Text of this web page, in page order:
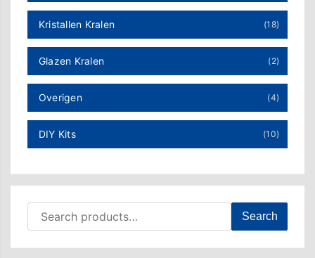
Kristallen Kralen (18)
Glazen Kralen (2)
Overigen (4)
DIY Kits (10)
Search for: Search